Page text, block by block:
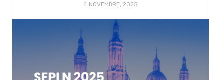
4 NOVEMBRE, 2025